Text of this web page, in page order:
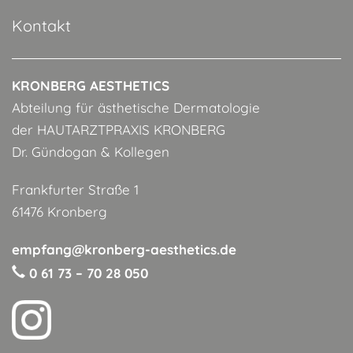
Kontakt
KRONBERG AESTHETICS
Abteilung für ästhetische Dermatologie
der HAUTARZTPRAXIS KRONBERG
Dr. Gündogan & Kollegen
Frankfurter Straße 1
61476 Kronberg
empfang@kronberg-aesthetics.de
0 61 73 – 70 28 050